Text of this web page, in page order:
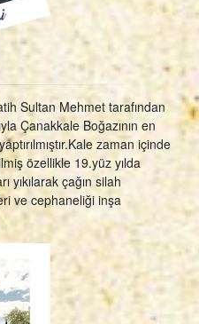
Sultan Mehmet tarafından
Çanakkale Boğazının en
zaman içinde
özellikle 19.yüz yılda
yıkılarak çağın silah
ve cephaneliği inşa